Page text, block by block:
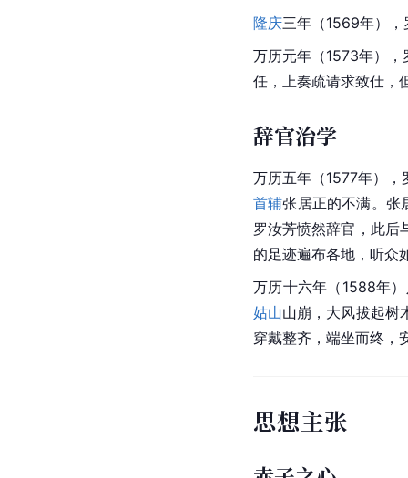
隆庆三年（1569年）
万历元年（1573年），
任，上奏疏请求致仕，
辞官治学
万历五年（1577年），
首辅张居正的不满。张
罗汝芳愤然辞官，此后
的足迹遍布各地，听众
万历十六年（1588年
姑山山崩 ，大风拔起
穿戴整齐，端坐而终，
思想主张